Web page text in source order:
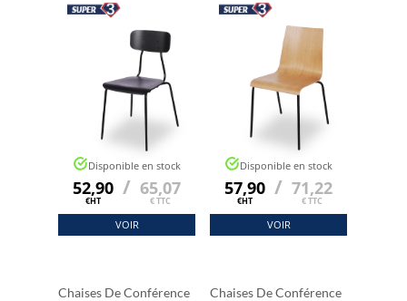
Disponible en stock
52,90
€HT
/ 65,07
€ TTC
VOIR
Disponible en stock
57,90
€HT
/ 71,22
€ TTC
VOIR
Chaises De Conférence
Chaises De Conférence